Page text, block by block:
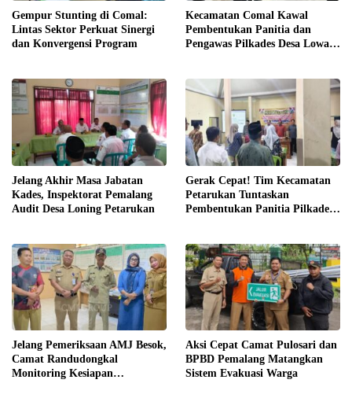
Gempur Stunting di Comal:
Lintas Sektor Perkuat Sinergi
dan Konvergensi Program
Kecamatan Comal Kawal
Pembentukan Panitia dan
Pengawas Pilkades Desa Lowa
Jelang Akhir Masa Jabatan
Kades, Inspektorat Pemalang
Audit Desa Loning Petarukan
Gerak Cepat! Tim Kecamatan
Petarukan Tuntaskan
Pembentukan Panitia Pilkades
Jelang Pemeriksaan AMJ Besok,
Camat Randudongkal
Monitoring Kesiapan
Aksi Cepat Camat Pulosari dan
BPBD Pemalang Matangkan
Sistem Evakuasi Warga